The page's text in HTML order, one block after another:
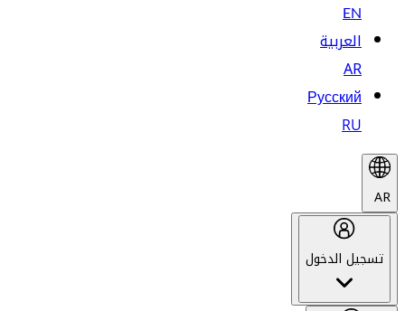
EN
العربية
AR
Русский
RU
AR
تسجيل الدخول